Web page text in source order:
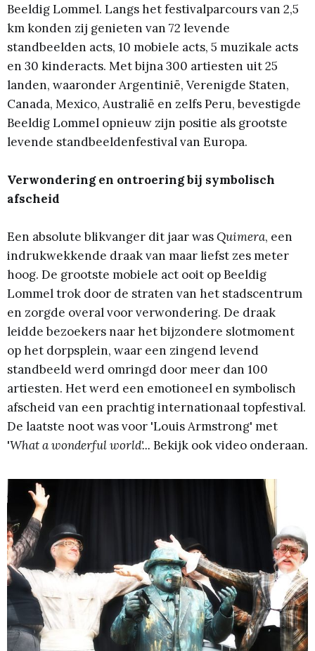
Beeldig Lommel. Langs het festivalparcours van 2,5
km konden zij genieten van 72 levende
standbeelden acts, 10 mobiele acts, 5 muzikale acts
en 30 kinderacts. Met bijna 300 artiesten uit 25
landen, waaronder Argentinië, Verenigde Staten,
Canada, Mexico, Australië en zelfs Peru, bevestigde
Beeldig Lommel opnieuw zijn positie als grootste
levende standbeeldenfestival van Europa.
Verwondering en ontroering bij symbolisch
afscheid
Een absolute blikvanger dit jaar wasQuimera, een
indrukwekkende draak van maar liefst zes meter
hoog. De grootste mobiele act ooit op Beeldig
Lommel trok door de straten van het stadscentrum
en zorgde overal voor verwondering. De draak
leidde bezoekers naar het bijzondere slotmoment
op het dorpsplein, waar een zingend levend
standbeeld werd omringd door meer dan 100
artiesten. Het werd een emotioneel en symbolisch
afscheid van een prachtig internationaal topfestival.
De laatste noot was voor 'Louis Armstrong' met
'What a wonderful world'... Bekijk ook video onderaan.